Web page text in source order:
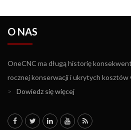
O NAS
OneCNC ma długą historię
rocznej konserwacji i ukrytych kosztów
>
Dowiedz się więcej